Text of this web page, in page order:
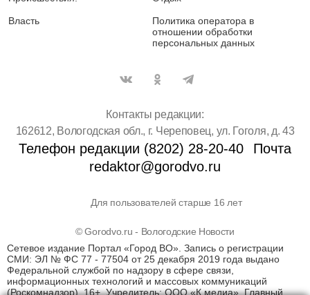
Власть
Политика оператора в
отношении обработки
персональных данных
Контакты редакции:
162612, Вологодская обл., г. Череповец, ул. Гоголя, д. 43
Телефон редакции (8202) 28-20-40
Почта
redaktor@gorodvo.ru
Для пользователей старше 16 лет
© Gorodvo.ru - Вологодские Новости
Сетевое издание Портал «Город ВО». Запись о регистрации
СМИ: ЭЛ № ФС 77 - 77504 от 25 декабря 2019 года выдано
Федеральной службой по надзору в сфере связи,
информационных технологий и массовых коммуникаций
(Роскомнадзор). 16+. Учредитель: ООО «К медиа». Главный